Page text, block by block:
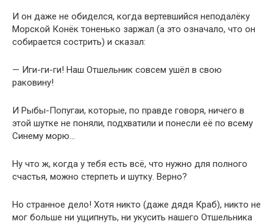
И он даже не обиделся, когда вертевшийся неподалёку
Морской Конёк тоненько заржал (а это означало, что он
собирается сострить) и сказал:
— Иги-ги-ги! Наш Отшельник совсем ушёл в свою
раковину!
И Рыбы-Попугаи, которые, по правде говоря, ничего в
этой шутке не поняли, подхватили и понесли её по всему
Синему морю…
Ну что ж, когда у тебя есть всё, что нужно для полного
счастья, можно стерпеть и шутку. Верно?
Но странное дело! Хотя никто (даже дядя Краб), никто не
мог больше ни ущипнуть, ни укусить нашего Отшельника